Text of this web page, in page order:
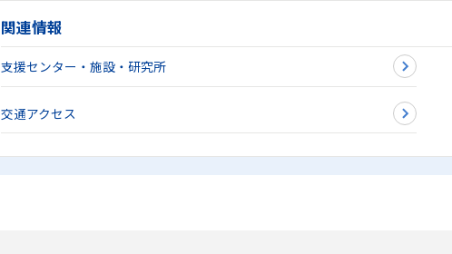
関連情報
支援センター・施設・研究所
交通アクセス